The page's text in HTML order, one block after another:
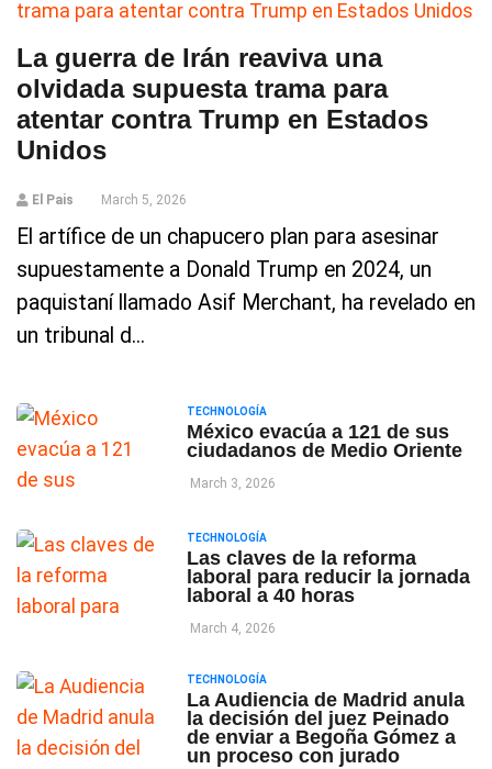
La guerra de Irán reaviva una
olvidada supuesta trama para
atentar contra Trump en Estados
Unidos
El Pais March 5, 2026
El artífice de un chapucero plan para asesinar
supuestamente a Donald Trump en 2024, un
paquistaní llamado Asif Merchant, ha revelado en
un tribunal d...
TECHNOLOGÍA
México evacúa a 121 de sus
ciudadanos de Medio Oriente
March 3, 2026
TECHNOLOGÍA
Las claves de la reforma
laboral para reducir la jornada
laboral a 40 horas
March 4, 2026
TECHNOLOGÍA
La Audiencia de Madrid anula
la decisión del juez Peinado
de enviar a Begoña Gómez a
un proceso con jurado